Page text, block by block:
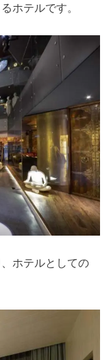
ホテルです。
ホテルとしての